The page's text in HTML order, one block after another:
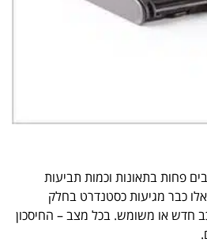
פחות בתאונות וכמות תביעות
מערכות אלו כבר מגיעות כסטנדרט בחלק
חדש או משומש. בכל מצב – החיסכון